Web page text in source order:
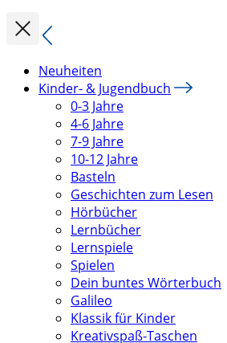
Neuheiten
Kinder- & Jugendbuch
0-3 Jahre
4-6 Jahre
7-9 Jahre
10-12 Jahre
Basteln
Geschichten zum Lesen
Hörbücher
Lernbücher
Lernspiele
Spielen
Dein buntes Wörterbuch
Galileo
Klassik für Kinder
Kreativspaß-Taschen